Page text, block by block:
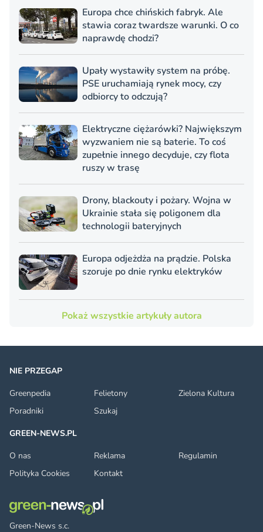
Europa chce chińskich fabryk. Ale
stawia coraz twardsze warunki. O co
naprawdę chodzi?
Upały wystawiły system na próbę.
PSE uruchamiają rynek mocy, czy
odbiorcy to odczują?
Elektryczne ciężarówki? Największym
wyzwaniem nie są baterie. To coś
zupełnie innego decyduje, czy flota
ruszy w trasę
Drony, blackouty i pożary. Wojna w
Ukrainie stała się poligonem dla
technologii bateryjnych
Europa odjeżdża na prądzie. Polska
szoruje po dnie rynku elektryków
Pokaż wszystkie artykuły autora
Green-News s.c.
NIE PRZEGAP
Greenpedia
Felietony
Zielona Kultura
Poradniki
Szukaj
GREEN-NEWS.PL
O nas
Reklama
Regulamin
Polityka Cookies
Kontakt